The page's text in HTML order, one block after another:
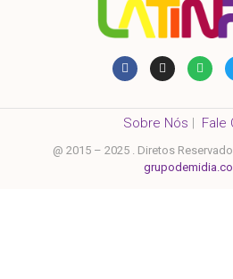
Sobre Nós | Fale
@ 2015 – 2025 . Diretos